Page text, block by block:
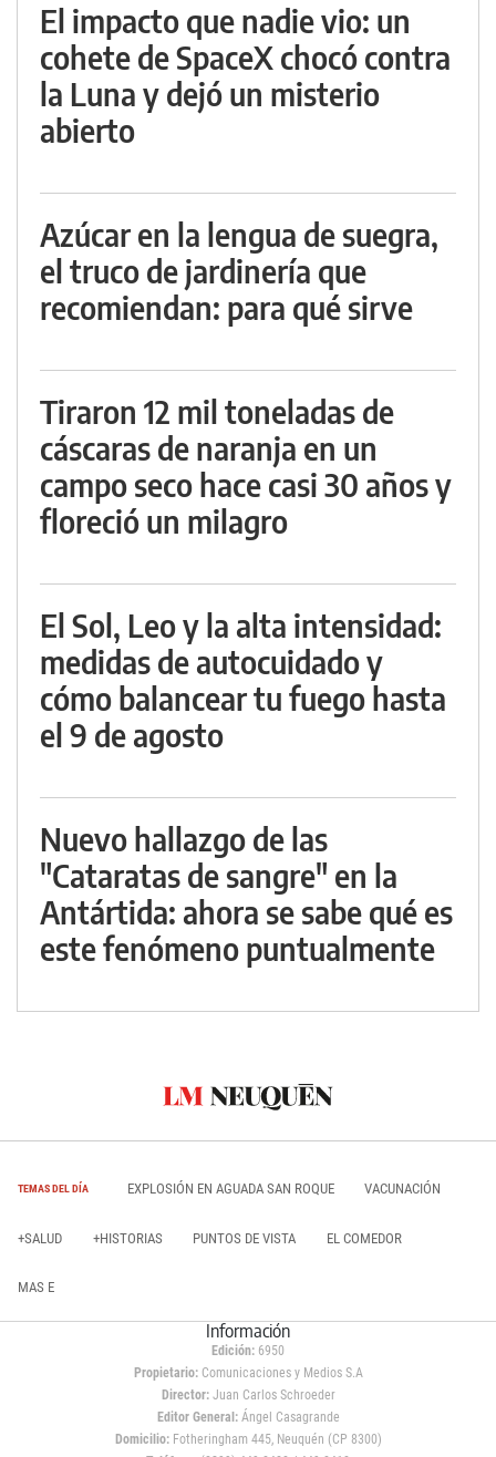
El impacto que nadie vio: un
cohete de SpaceX chocó contra
la Luna y dejó un misterio
abierto
Azúcar en la lengua de suegra,
el truco de jardinería que
recomiendan: para qué sirve
Tiraron 12 mil toneladas de
cáscaras de naranja en un
campo seco hace casi 30 años y
floreció un milagro
El Sol, Leo y la alta intensidad:
medidas de autocuidado y
cómo balancear tu fuego hasta
el 9 de agosto
Nuevo hallazgo de las
"Cataratas de sangre" en la
Antártida: ahora se sabe qué es
este fenómeno puntualmente
TEMAS DEL DÍA EXPLOSIÓN EN AGUADA SAN ROQUE VACUNACIÓN
+SALUD +HISTORIAS PUNTOS DE VISTA EL COMEDOR
MAS E
Información
Edición: 6950
Propietario:Comunicaciones y Medios S.A
Director: Juan Carlos Schroeder
Editor General:Ángel Casagrande
Domicilio:Fotheringham 445, Neuquén (CP 8300)